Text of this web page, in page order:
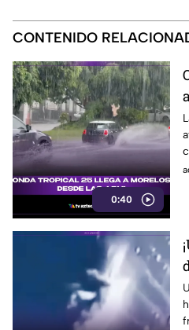
CONTENIDO
0:40